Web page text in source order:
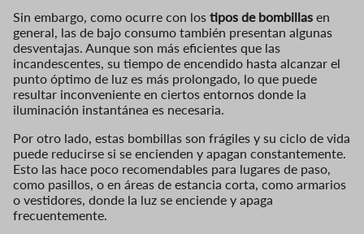
Sin embargo, como ocurre con los tipos de bombillas en
general, las de bajo consumo también presentan algunas
desventajas. Aunque son más eficientes que las
incandescentes, su tiempo de encendido hasta alcanzar el
punto óptimo de luz es más prolongado, lo que puede
resultar inconveniente en ciertos entornos donde la
iluminación instantánea es necesaria.
Por otro lado, estas bombillas son frágiles y su ciclo de vida
puede reducirse si se encienden y apagan constantemente.
Esto las hace poco recomendables para lugares de paso,
como pasillos, o en áreas de estancia corta, como armarios
o vestidores, donde la luz se enciende y apaga
frecuentemente.